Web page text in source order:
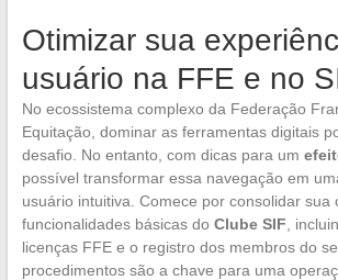
Otimizar sua
usuário na FFE e no
No ecossistema complexo da Federação
Equitação, dominar as ferramentas digitais
desafio. No entanto, com dicas para um
possível transformar essa navegação em
usuário intuitiva. Comece por consolidar sua
funcionalidades básicas do Clube SIF ,
licenças FFE e o registro dos membros do
procedimentos são a chave para uma